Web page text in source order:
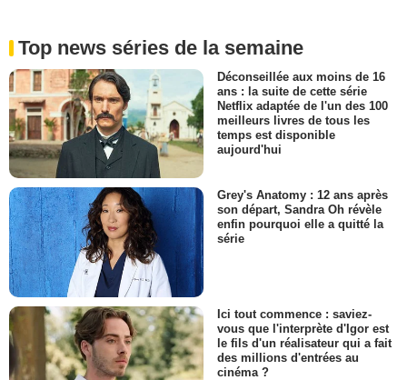
Top news séries de la semaine
Déconseillée aux moins de 16
ans : la suite de cette série
Netflix adaptée de l'un des 100
meilleurs livres de tous les
temps est disponible
aujourd'hui
Grey's Anatomy : 12 ans après
son départ, Sandra Oh révèle
enfin pourquoi elle a quitté la
série
Ici tout commence : saviez-
vous que l'interprète d'Igor est
le fils d'un réalisateur qui a fait
des millions d'entrées au
cinéma ?